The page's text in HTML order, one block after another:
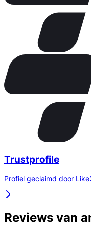
Trustprofile
Profiel geclaimd door
Reviews van